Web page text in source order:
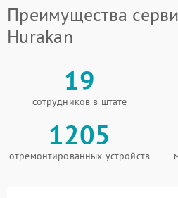
Преимущества
Hurakan
19
сотрудников в штате
1205
отремонтированных устройств